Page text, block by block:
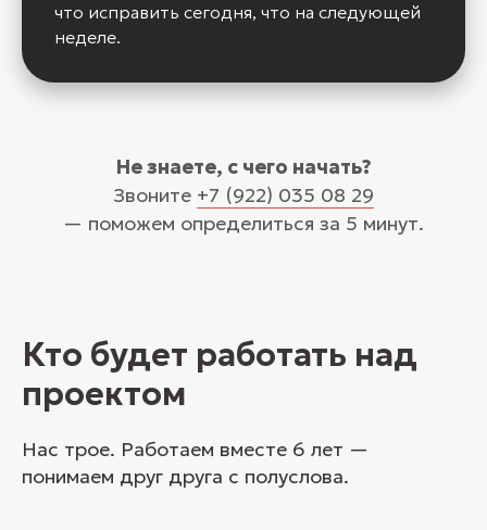
что исправить сегодня, что на следующей
неделе.
Не знаете, с чего начать?
Звоните +7 (922) 035 08 29
— поможем определиться за 5 минут.
Кто будет работать над
проектом
Нас трое. Работаем вместе 6 лет —
понимаем друг друга с полуслова.